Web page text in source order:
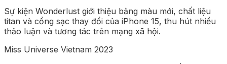
Sự kiện Wonderlust giới thiệu bảng màu mới, chất liệu
titan và cổng sạc thay đổi của iPhone 15, thu hút nhiều
thảo luận và tương tác trên mạng xã hội.
Miss Universe Vietnam 2023